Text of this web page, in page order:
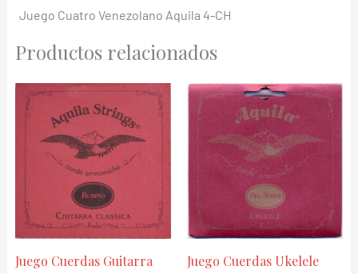
Juego Cuatro Venezolano Aquila 4-CH
Productos relacionados
Juego Cuerdas Guitarra
Juego Cuerdas Ukelele